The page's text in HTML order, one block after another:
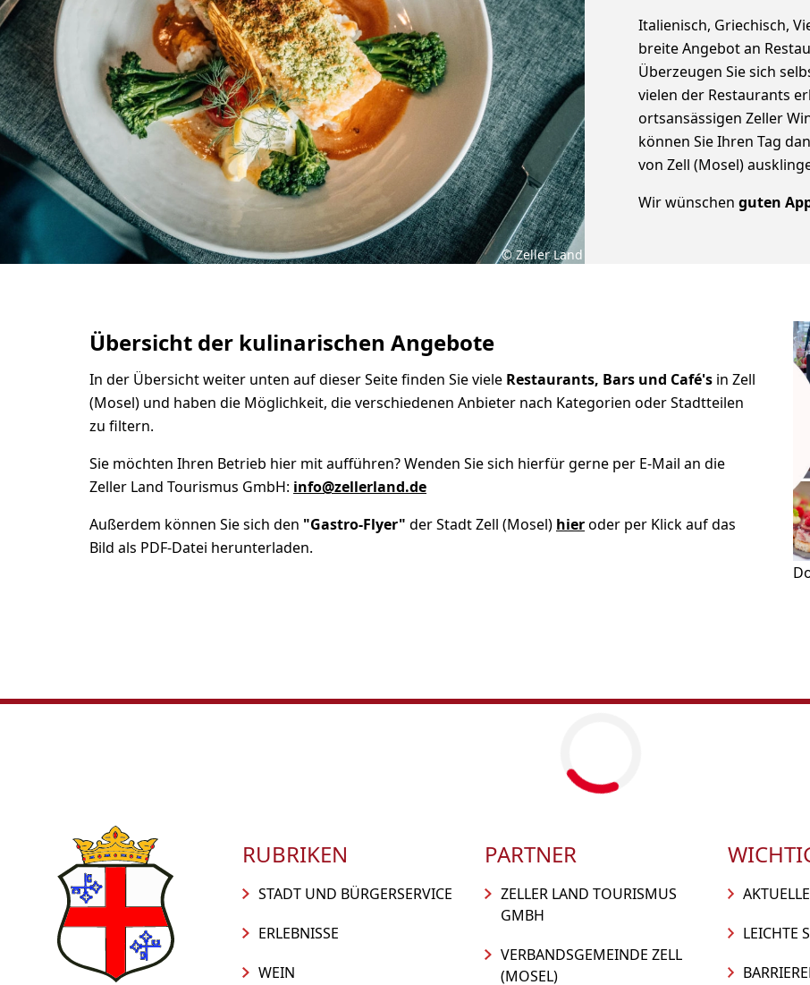
Italienisch, Griechisch,
breite Angebot an
Überzeugen Sie sich
vielen der Restaurants
ortsansässigen Zeller
können Sie Ihren Tag
von Zell (Mosel)
Wir wünschen guten
© Zeller Land
Übersicht der kulinarischen Angebote
In der Übersicht weiter unten auf dieser Seite finden Sie viele Restaurants, Bars und Café's in Zell
(Mosel) und haben die Möglichkeit, die verschiedenen Anbieter nach Kategorien oder Stadtteilen
zu filtern.
Sie möchten Ihren Betrieb hier mit aufführen? Wenden Sie sich hierfür gerne per E-Mail an die
Zeller Land Tourismus GmbH: info@zellerland.de
Außerdem können Sie sich den "Gastro-Flyer" der Stadt Zell (Mosel) hieroder per Klick auf das
Bild als PDF-Datei herunterladen.
RUBRIKEN
STADT UND BÜRGERSERVICE
ERLEBNISSE
WEIN
PARTNER
ZELLER LAND TOURISMUS
GMBH
VERBANDSGEMEINDE ZELL
(MOSEL)
LEICHTE